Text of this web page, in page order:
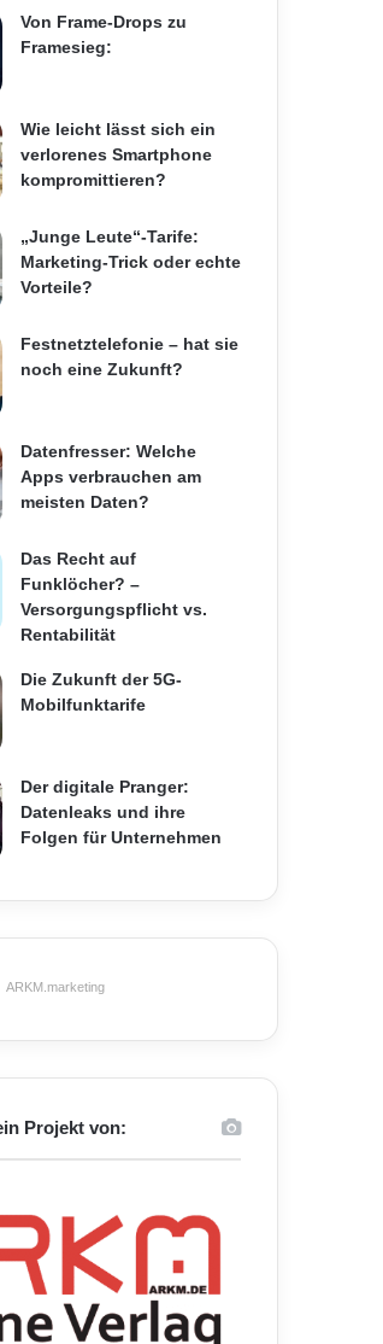
Von Frame-Drops zu
Framesieg:
Wie leicht lässt sich ein
verlorenes Smartphone
kompromittieren?
„Junge Leute“-Tarife:
Marketing-Trick oder echte
Vorteile?
Festnetztelefonie – hat sie
noch eine Zukunft?
Datenfresser: Welche
Apps verbrauchen am
meisten Daten?
Das Recht auf
Funklöcher? –
Versorgungspflicht vs.
Rentabilität
Die Zukunft der 5G-
Mobilfunktarife
Der digitale Pranger:
Datenleaks und ihre
Folgen für Unternehmen
ARKM.marketing
Projekt von: